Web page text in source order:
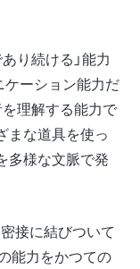
り続ける」能力
ケーション能力だ
を理解する能力で
まな道具を使っ
多様な文脈で発
接に結びついて
能力をかつての